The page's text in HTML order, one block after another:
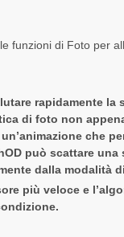
funzioni di Foto per
rapidamente la
di foto non
che
può scattare
dalla modalità
più veloce e